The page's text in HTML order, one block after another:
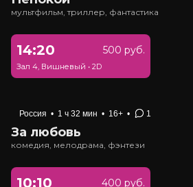
мультфильм, триллер, фантастика
14:20 500 руб.
Зал 4, Вишневый • 2D
Россия • 1 ч 32 мин • 16+ • 1
За любовь
комедия, мелодрама, фэнтези
10:10 400 руб.